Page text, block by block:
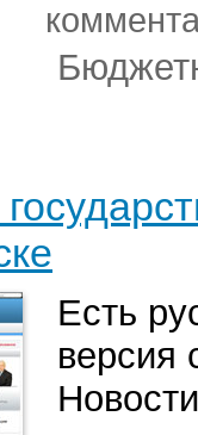
Есть
версия